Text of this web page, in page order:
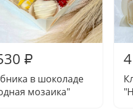
₽
в шоколаде
мозаика"